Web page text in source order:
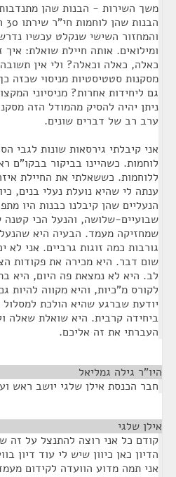
ומילואים. אותה חיילת שואלת:
כאלה, כאלה וכאלה? ולי אין
מסקנות סטטיסטיות מניסוי שכזה
גם ליחידות אחרות? מניסיוני
ניתן יהיה להסיק מהמודל הזה
ערב רב של דברים שונים.
אני קיבלתי גירסאות שונות לגבי
לוחמות. כשהיינו בביקור בבקו"ם
ללוחמות. כששאלתי את החיילת
ענתה לי שהיא נועלת נעלי בנים,
הנעליים שהן קיבלנו כבנות היו
שמחזיקה מעמד. הבעיה היא שהנעל
גורבות כמה זוגות גרביים. אני לא
שום דבר. היא מכירה את פקודות
לב. היא לא נמצאת פה היום, היא
לקורס מ"כיות, והיא מקווה להיות
יודעת שברגע שהיא הולכת למסלול
ביחידה קרבית. היא שואלת שאלה
העברתי את זה אליכם.
היו"ר גילה גמליאל
חבר הכנסת אילן שלגי יושב ראש
אילן שלגי
קודם כל אני רוצה להתנצל על זה
הדיון כאן כיוון שיש לי עוד דיון
אני תמה מדוע הוועדה לקידום